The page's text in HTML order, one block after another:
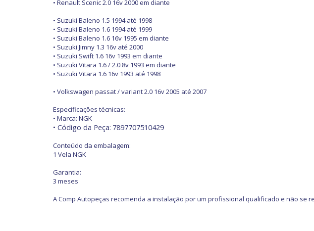
• Renault Scenic 2.0 16v 2000 em diante
• Suzuki Baleno 1.5 1994 até 1998
• Suzuki Baleno 1.6 1994 até 1999
• Suzuki Baleno 1.6 16v 1995 em diante
• Suzuki Jimny 1.3 16v até 2000
• Suzuki Swift 1.6 16v 1993 em diante
• Suzuki Vitara 1.6 / 2.0 8v 1993 em diante
• Suzuki Vitara 1.6 16v 1993 até 1998
• Volkswagen passat / variant 2.0 16v 2005 até 2007
Especificações técnicas:
• Marca: NGK
• Código da Peça: 7897707510429
Conteúdo da embalagem:
1 Vela NGK
Garantia:
3 meses
A Comp Autopeças recomenda a instalação por um profissional qualificado e não